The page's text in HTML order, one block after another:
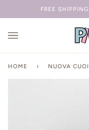
FREE
HOME › NUOVA